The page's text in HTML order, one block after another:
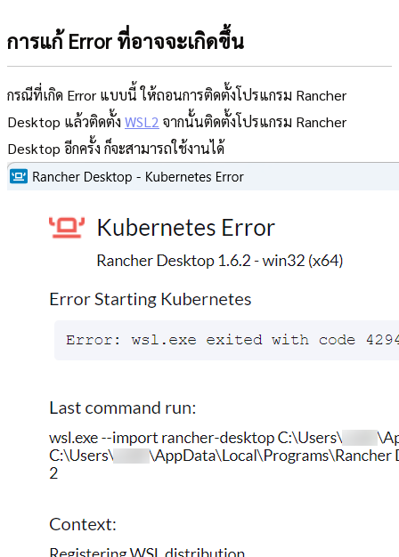
การแก้ Error ที่อาจจะเกิดขึ้น
กรณีที่เกิด Error แบบนี้ ให้ถอนการติดตั้งโปรแกรม Rancher
Desktop แล้วติดตั้ง WSL2 จากนั้นติดตั้งโปรแกรม Rancher
Desktop อีกครั้ง ก็จะสามารถใช้งานได้